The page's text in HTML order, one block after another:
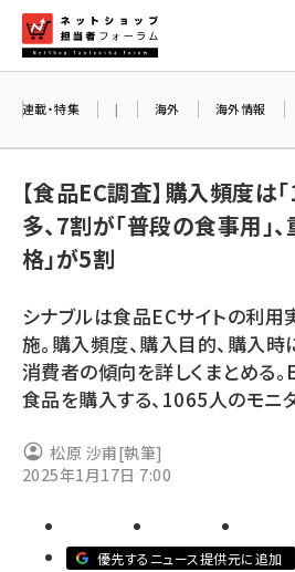
ン
ネットショップ
amazon (2259)
楽天 (1877)
ecbeing (1211)
アスクル (1122)
base (1084)
revico (745)
連載・特集 | 海外 海外情報
【食品EC調査】購入頻度は
多、7割が「普段の食事用」、
格」が5割
シナブルは食品ECサイトの利
施。購入頻度、購入目的、購入時
消費者の傾向を詳しくまとめる。
食品を購入する、1065人のモニ
松原 沙甫[執筆]
2025年1月17日 7:00
優先するニュース提供元に追加